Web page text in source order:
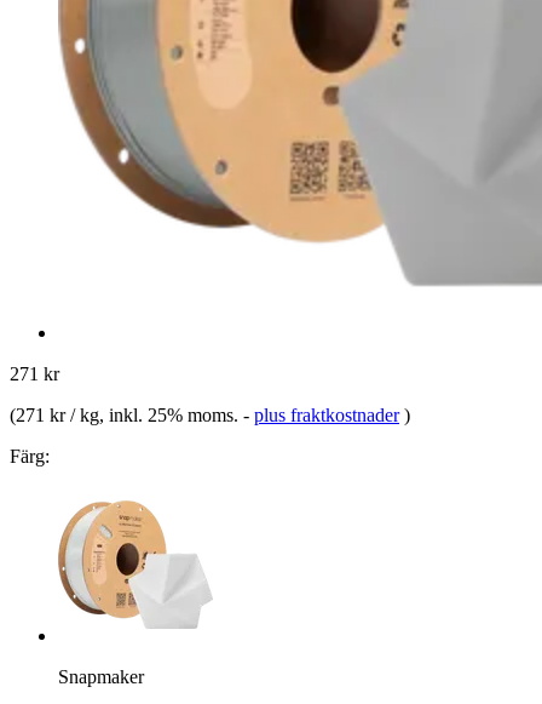
271 kr
(271 kr / kg, inkl. 25% moms. - plus fraktkostnader )
Färg:
Snapmaker